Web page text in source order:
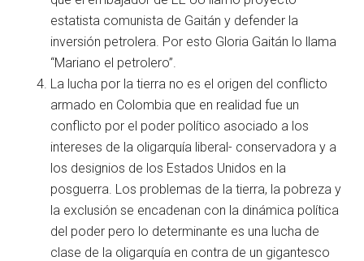
estatista comunista de Gaitán y defender la
inversión petrolera. Por esto Gloria Gaitán lo llama
“Mariano el petrolero”.
La lucha por la tierra no es el origen del conflicto
armado en Colombia que en realidad fue un
conflicto por el poder político asociado a los
intereses de la oligarquía liberal- conservadora y a
los designios de los Estados Unidos en la
posguerra. Los problemas de la tierra, la pobreza y
la exclusión se encadenan con la dinámica política
del poder pero lo determinante es una lucha de
clase de la oligarquía en contra de un gigantesco